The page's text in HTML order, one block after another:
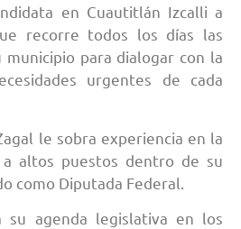
en Cuautitlán Izcalli a
recorre todos los días las
municipio para dialogar con la
urgentes de cada
le sobra experiencia en la
altos puestos dentro de su
como Diputada Federal.
su agenda legislativa en los